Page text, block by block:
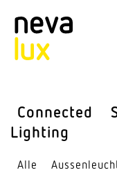
Connected
Lighting
Alle